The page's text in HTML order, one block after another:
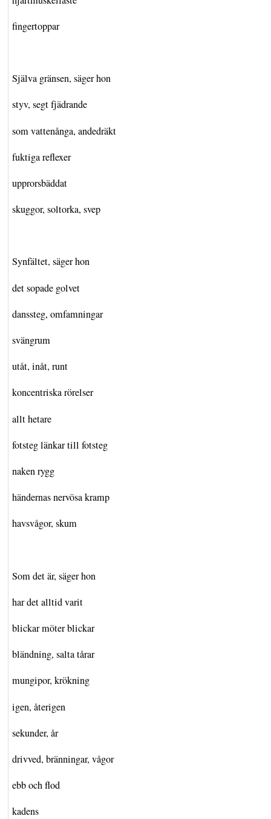
fingertoppar
Själva gränsen, säger hon
styv, segt fjädrande
som vattenånga, andedräkt
fuktiga reflexer
upprorsbäddat
skuggor, soltorka, svep
Synfältet, säger hon
det sopade golvet
danssteg, omfamningar
svängrum
utåt, inåt, runt
koncentriska rörelser
allt hetare
fotsteg länkar till fotsteg
naken rygg
händernas nervösa kramp
havsvågor, skum
Som det är, säger hon
har det alltid varit
blickar möter blickar
bländning, salta tårar
mungipor, krökning
igen, återigen
sekunder, år
drivved, bränningar, vågor
ebb och flod
kadens